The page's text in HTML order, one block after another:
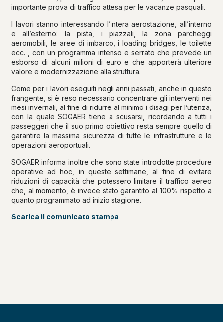
importante prova di traffico attesa per le vacanze pasquali.
I lavori stanno interessando l’intera aerostazione, all’interno
e all’esterno: la pista, i piazzali, la zona parcheggi
aeromobili, le aree di imbarco, i loading bridges, le toilette
ecc. , con un programma intenso e serrato che prevede un
esborso di alcuni milioni di euro e che apporterà ulteriore
valore e modernizzazione alla struttura.
Come per i lavori eseguiti negli anni passati, anche in questo
frangente, si è reso necessario concentrare gli interventi nei
mesi invernali, al fine di ridurre al minimo i disagi per l’utenza,
con la quale SOGAER tiene a scusarsi, ricordando a tutti i
passeggeri che il suo primo obiettivo resta sempre quello di
garantire la massima sicurezza di tutte le infrastrutture e le
operazioni aeroportuali.
SOGAER informa inoltre che sono state introdotte procedure
operative ad hoc, in queste settimane, al fine di evitare
riduzioni di capacità che potessero limitare il traffico aereo
che, al momento, è invece stato garantito al 100% rispetto a
quanto programmato ad inizio stagione.
Scarica il comunicato stampa